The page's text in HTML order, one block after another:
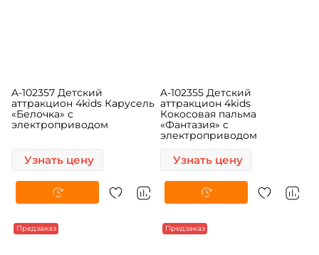
A-102357 Детский
«Белочка» c
электроприводом
Узнать цену
A-102355 Детский
аттракцион 4kids
Кокосовая пальма
«Фантазия» с
электроприводом
Узнать цену